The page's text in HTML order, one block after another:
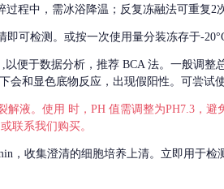
过程中，需冰浴降温；反复冻融法可重复2
可检测。或按一次使用量分装冻存于-20°C
,以便于数据分析，推荐 BCA 法。一般调整
和显色底物反应，出现假阳性。可尝试
解液。使用 时，PH 值需调整为PH7.3，
联系我们购买。
，收集澄清的细胞培养上清。立即用于检